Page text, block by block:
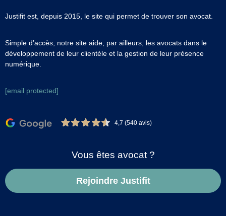
Justifit est, depuis 2015, le site qui permet de trouver son avocat.
Simple d’accès, notre site aide, par ailleurs, les avocats dans le
développement de leur clientèle et la gestion de leur présence
numérique.
[email protected]
4,7 (540 avis)
Vous êtes avocat ?
Rejoindre Justifit